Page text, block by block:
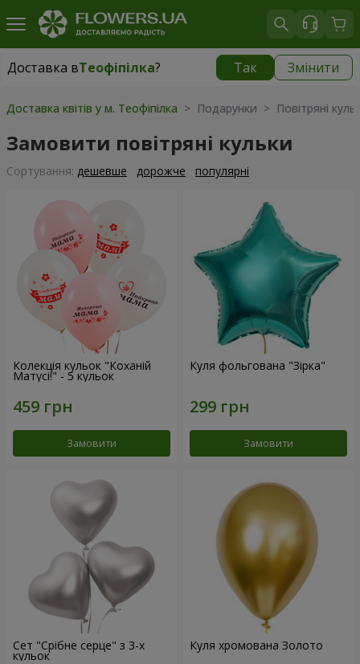
Доставка вТеофіпілка? Так Змінити
Доставка вТеофіпілка| безкоштовно
Доставка квітів у м. Теофіпілка > Подарунки > Повітряні
Замовити повітряні кульки
Сортування: дешевше дорожче популярні
Колекція кульок "Коханій
Матусі!" - 5 кульок
Замовити
Куля фольгована "Зірка"
Замовити
Сет "Срібне серце" з 3-х
кульок
Куля хромована Золото